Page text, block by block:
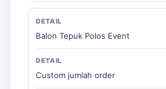
Balon Tepuk Polos Event
Custom jumlah order